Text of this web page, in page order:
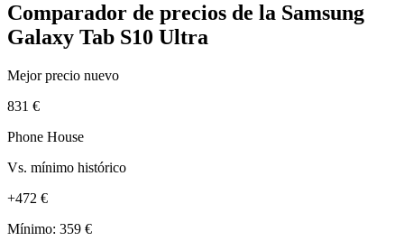
Comparador de precios de la Samsung
Galaxy Tab S10 Ultra
Mejor precio nuevo
831 €
Phone House
Vs. mínimo histórico
+472 €
Mínimo: 359 €